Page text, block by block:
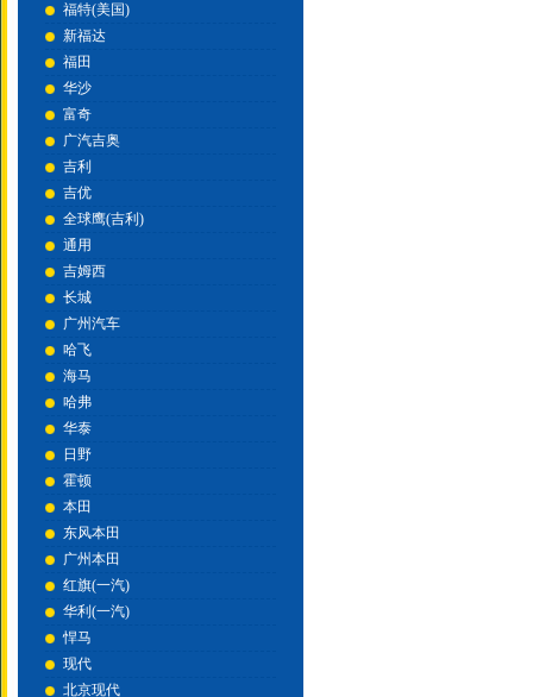
福特(美国)
新福达
福田
华沙
富奇
广汽吉奥
吉利
吉优
全球鹰(吉利)
通用
吉姆西
长城
广州汽车
哈飞
海马
哈弗
华泰
日野
霍顿
本田
东风本田
广州本田
红旗(一汽)
华利(一汽)
悍马
现代
北京现代